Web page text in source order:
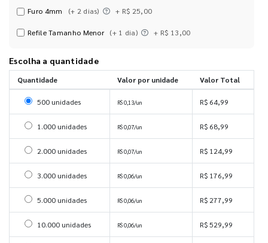
Furo 4mm (+ 2 dias) + R$ 25,00
Refile Tamanho Menor (+ 1 dia) + R$ 13,00
Escolha a quantidade
Quantidade Valor por unidade Valor Total
Selecionar 500 unidades
500 unidades R$ 0,13/un R$ 64,99
Selecionar 1000 unidades
1.000 unidades R$ 0,07/un R$ 68,99
Selecionar 2000 unidades
2.000 unidades R$ 0,07/un R$ 124,99
Selecionar 3000 unidades
3.000 unidades R$ 0,06/un R$ 176,99
Selecionar 5000 unidades
5.000 unidades R$ 0,06/un R$ 277,99
Selecionar 10000 unidades
10.000 unidades R$ 0,06/un R$ 529,99